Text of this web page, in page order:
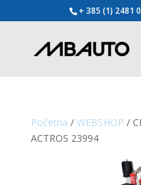
+ 385 (1) 2481
Početna / WEBSHOP /
ACTROS 23994